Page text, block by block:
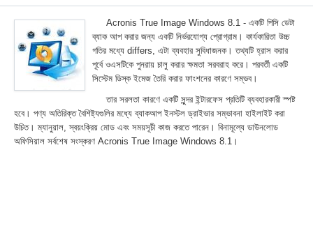
Acronis True Image Windows 8.1 - একটি পিসি ডেটা
ব্যাক আপ করার জন্য একটি নির্ভরযোগ্য প্রোগ্রাম। কার্যকারিতা উচ্চ
গতির মধ্যে differs, এটা ব্যবহার সুবিধাজনক। তথ্যটি হ্রাস করার
পূর্বে ওএসটিকে পুনরায় চালু করার ক্ষমতা সরবরাহ করে। পরবর্তী একটি
সিস্টেম ডিস্ক ইমেজ তৈরি করার ফাংশনের কারণে সম্ভব।
তার সরলতা কারণে একটি সুন্দর ইন্টারফেস প্রতিটি ব্যবহারকারী স্পষ্ট
হবে। পণ্য অতিরিক্ত বৈশিষ্ট্যগুলির মধ্যে ব্যাকআপ ইনস্টল ড্রাইভার সম্ভাবনা হাইলাইট করা
উচিত। ম্যানুয়াল, স্বয়ংক্রিয় মোড এবং সময়সূচী কাজ করতে পারেন। বিনামূল্যে ডাউনলোড
অফিসিয়াল সর্বশেষ সংস্করণ Acronis True Image Windows 8.1।